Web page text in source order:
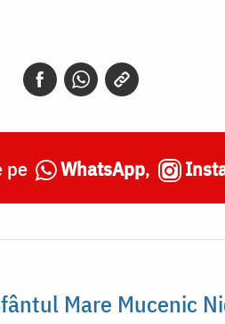
pe WhatsApp,
Mare Mucenic